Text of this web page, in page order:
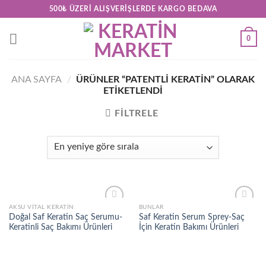
content
500₺ ÜZERI ALIŞVERIŞLERDE KARGO BEDAVA
0
ANA SAYFA /
ÜRÜNLER “PATENTLI KERATIN” OLARAK
ETIKETLENDI
FILTRELE
wishlist
AKSU VITAL KERATIN
Doğal Saf Keratin Saç Serumu-
Keratinli Saç Bakımı Ürünleri
Add to
wishlist
BUNLAR
Saf Keratin Serum Sprey-Saç
İçin Keratin Bakımı Ürünleri